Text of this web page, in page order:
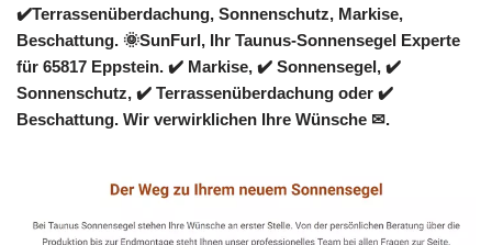
✔️Terrassenüberdachung, Sonnenschutz, Markise,
Beschattung. 🌞SunFurl, Ihr Taunus-Sonnensegel Experte
für 65817 Eppstein. ✔️ Markise, ✔️ Sonnensegel, ✔️
Sonnenschutz, ✔️ Terrassenüberdachung oder ✔️
Beschattung. Wir verwirklichen Ihre Wünsche ✉.